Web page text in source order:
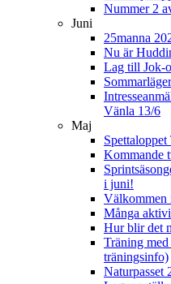
Nummer 2
Juni
25manna
Nu är
Lag till Jok-
Vänla 13/6
Maj
Kommande
i juni!
Välkommen
Många
Hur blir det
Träning
träningsinfo)
Naturpasset